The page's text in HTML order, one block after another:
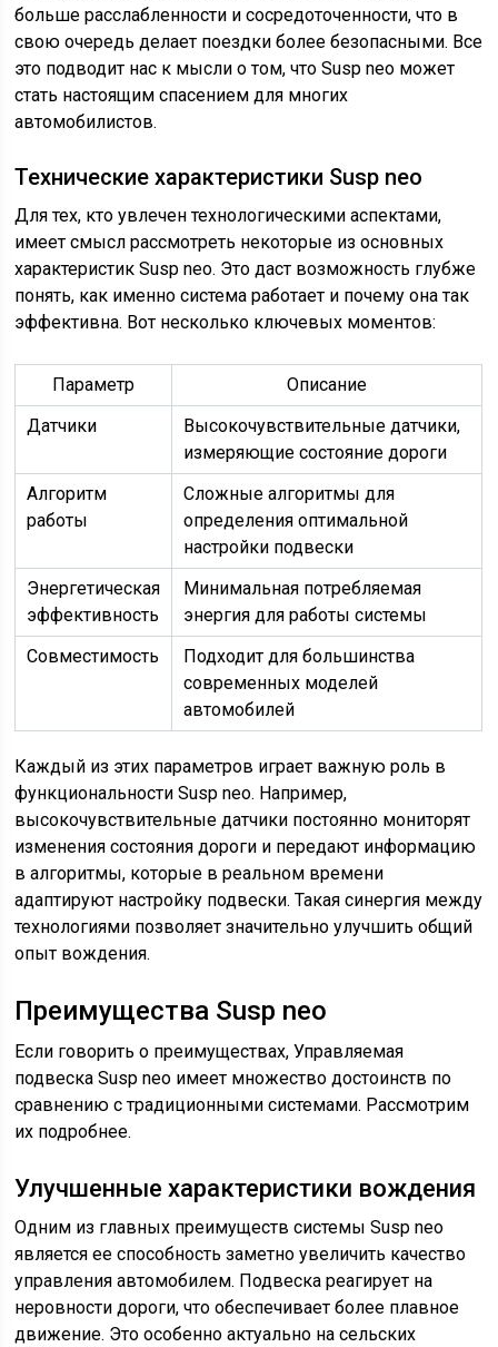
больше расслабленности и сосредоточенности, что в
свою очередь делает поездки более безопасными. Все
это подводит нас к мысли о том, что Susp neo может
стать настоящим спасением для многих
автомобилистов.
Технические характеристики Susp neo
Для тех, кто увлечен технологическими аспектами,
имеет смысл рассмотреть некоторые из основных
характеристик Susp neo. Это даст возможность глубже
понять, как именно система работает и почему она так
эффективна. Вот несколько ключевых моментов:
Параметр
Описание
Датчики
Высокочувствительные датчики,
измеряющие состояние дороги
Алгоритм
работы
Сложные алгоритмы для
определения оптимальной
настройки подвески
Энергетическая
эффективность
Минимальная потребляемая
энергия для работы системы
Совместимость
Подходит для большинства
современных моделей
автомобилей
Каждый из этих параметров играет важную роль в
функциональности Susp neo. Например,
высокочувствительные датчики постоянно мониторят
изменения состояния дороги и передают информацию
в алгоритмы, которые в реальном времени
адаптируют настройку подвески. Такая синергия между
технологиями позволяет значительно улучшить общий
опыт вождения.
Преимущества Susp neo
Если говорить о преимуществах, Управляемая
подвеска Susp neo имеет множество достоинств по
сравнению с традиционными системами. Рассмотрим
их подробнее.
Улучшенные характеристики вождения
Одним из главных преимуществ системы Susp neo
является ее способность заметно увеличить качество
управления автомобилем. Подвеска реагирует на
неровности дороги, что обеспечивает более плавное
движение. Это особенно актуально на сельских